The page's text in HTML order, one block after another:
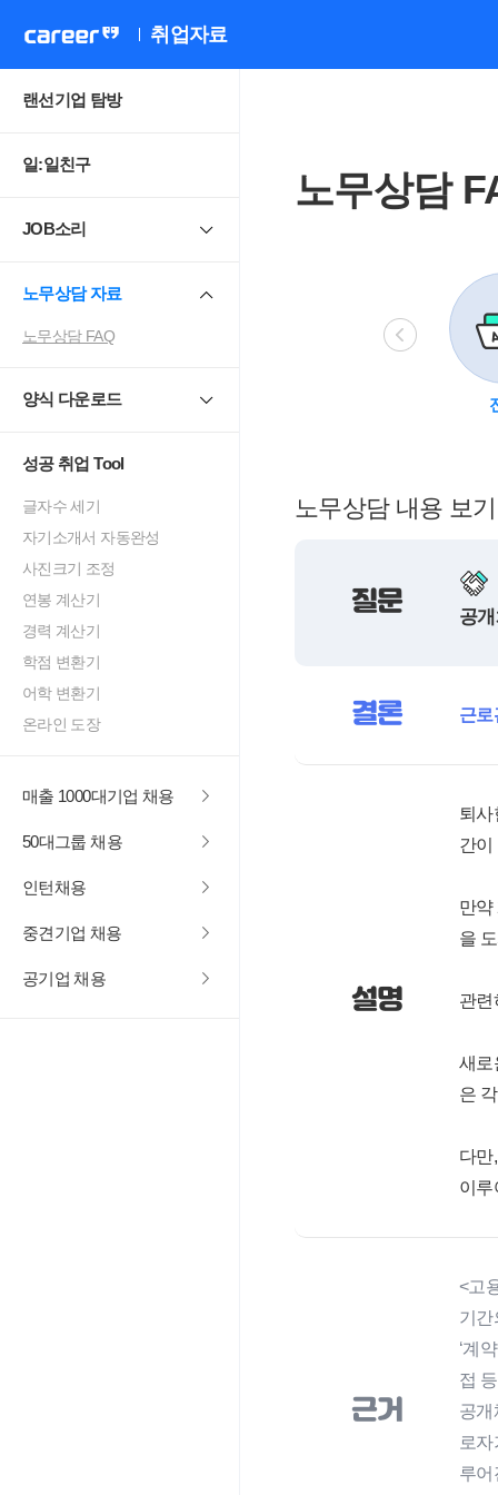
취업자료
랜선기업 탐방
일:일친구
JOB소리
노무상담 자료
노무상담 FAQ
양식 다운로드
성공 취업 Tool
글자수 세기
자기소개서 자동완성
사진크기 조정
연봉 계산기
경력 계산기
학점 변환기
어학 변환기
온라인 도장
매출 1000대기업 채용
50대그룹 채용
인턴채용
중견기업 채용
공기업 채용
노무상담
비정규직 모성보호
노무상담 내용 보기
질문 공
결론 근로
설명
퇴사
간이
만약
을
관련
새로
은
다만
이루
근거
<고
기간
‘계
접
공개
로
루어